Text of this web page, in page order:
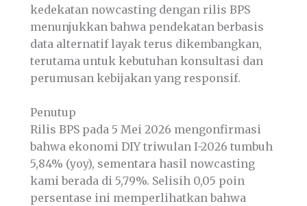
kedekatan nowcasting dengan rilis BPS
menunjukkan bahwa pendekatan berbasis
data alternatif layak terus dikembangkan,
terutama untuk kebutuhan konsultasi dan
perumusan kebijakan yang responsif.
Penutup
Rilis BPS pada 5 Mei 2026 mengonfirmasi
bahwa ekonomi DIY triwulan I-2026 tumbuh
5,84% (yoy), sementara hasil nowcasting
kami berada di 5,79%. Selisih 0,05 poin
persentase ini memperlihatkan bahwa